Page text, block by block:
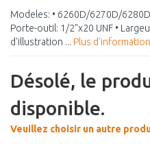
Modeles: • 6260D/6270D/
Porte-outil: 1/2"x20 UNF •
d'illustration ... Plus
Désolé, le
disponible.
Veuillez choisir un autre